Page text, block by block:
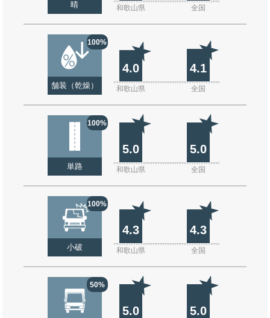
晴 和歌山県 全国
100%
舗装（乾燥）
4.0 4.1
和歌山県 全国
100%
単路
5.0 5.0
和歌山県 全国
100%
小破
4.3 4.3
和歌山県 全国
50%
5.0 5.0